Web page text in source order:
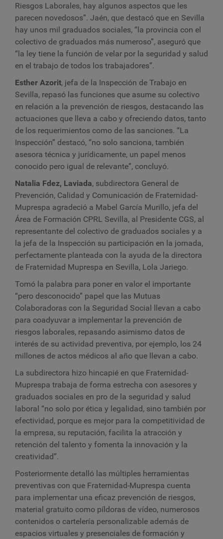
Riesgos Laborales, hay algunos aspectos que les
parecen novedosos”. Jaén, que destacó que en Sevilla
hay unos mil graduados sociales, “la provincia con el
colectivo de graduados más numeroso”, aseguró que
“la ley tiene la función de velar por la seguridad y salud
en el trabajo de todos los trabajadores”.
Esther Azorit, jefa de la Inspección de Trabajo en
Sevilla, repasó las funciones que asume su colectivo
en relación a la prevención de riesgos, destacando las
actuaciones que lleva a cabo y ofreciendo datos, tanto
de los requerimientos como de las sanciones. “La
Inspección” destacó, “no solo sanciona, también
asesora técnica y jurídicamente, un papel menos
conocido pero igual de relevante”, concluyó.
Natalia Fdez, Laviada, subdirectora General de
Prevención, Calidad y Comunicación de Fraternidad-
Muprespa agradeció a Mabel García Murillo, jefa del
Área de Formación CPRL Sevilla, al Presidente CGS, al
representante del colectivo de graduados sociales y a
la jefa de la Inspección su participación en la jornada,
perfectamente planteada con la ayuda de la directora
de Fraternidad Muprespa en Sevilla, Lola Jariego.
Tomó la palabra para poner en valor el importante
“pero desconocido” papel que las Mutuas
Colaboradoras con la Seguridad Social llevan a cabo
para coadyuvar a implementar la prevención de
riesgos laborales, repasando asimismo datos de
interés de su actividad preventiva, por ejemplo, los 24
millones de actos médicos al año que llevan a cabo.
La subdirectora hizo hincapié en que Fraternidad-
Muprespa trabaja de forma estrecha con asesores y
graduados sociales en pro de la seguridad y salud
laboral “no solo por ética y legalidad, sino también por
efectividad, porque es mejor para la competitividad de
la empresa, su reputación, facilita la atracción y
retención del talento y fomenta la innovación y la
creatividad”.
Posteriormente detalló las múltiples herramientas
preventivas con que Fraternidad-Muprespa cuenta
para implementar una eficaz prevención de riesgos,
material gratuito como píldoras de vídeo, numerosos
contenidos o cartelería personalizable además de
espacios virtuales y presenciales de formación y